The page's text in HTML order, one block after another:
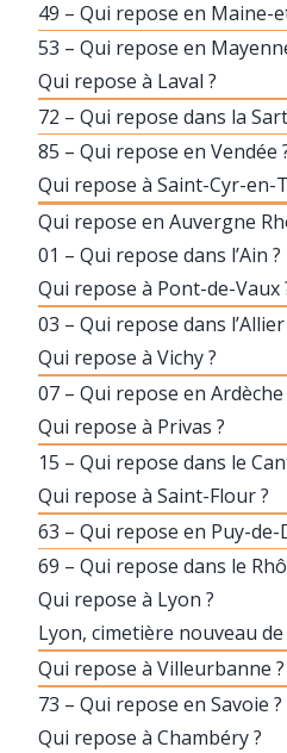
49 – Qui repose en Maine-
53 – Qui repose en
Qui repose à Laval ?
72 – Qui repose dans la
85 – Qui repose en Vendée
Qui repose à Saint-Cyr-en-
Qui repose en Auvergne
01 – Qui repose dans l’Ain ?
Qui repose à Pont-de-Vaux
03 – Qui repose dans l’Allier
Qui repose à Vichy ?
07 – Qui repose en Ardèche
Qui repose à Privas ?
15 – Qui repose dans le
Qui repose à Saint-Flour ?
63 – Qui repose en Puy-de-
69 – Qui repose dans le
Qui repose à Lyon ?
Lyon, cimetière nouveau
Qui repose à Villeurbanne ?
73 – Qui repose en Savoie ?
Qui repose à Chambéry ?